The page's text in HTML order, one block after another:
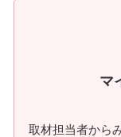
マ
取材担当者から